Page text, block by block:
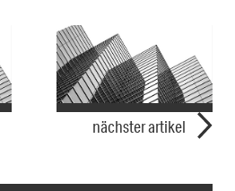
nächster artikel